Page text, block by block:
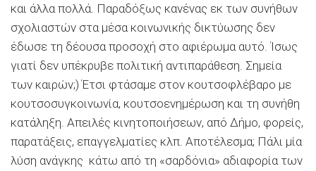
και άλλα πολλά. Παραδόξως κανένας εκ των συνήθων
σχολιαστών στα μέσα κοινωνικής δικτύωσης δεν
έδωσε τη δέουσα προσοχή στο αφιέρωμα αυτό. Ίσως
γιατί δεν υπέκρυβε πολιτική αντιπαράθεση. Σημεία
των καιρών;) Έτσι φτάσαμε στον κουτσοφλέβαρο με
κουτσοσυγκοινωνία, κουτσοενημέρωση και τη συνήθη
κατάληξη. Απειλές κινητοποιήσεων, από Δήμο, φορείς,
παρατάξεις, επαγγελματίες κλπ. Αποτέλεσμα; Πάλι μία
λύση ανάγκης κάτω από τη «σαρδόνια» αδιαφορία των